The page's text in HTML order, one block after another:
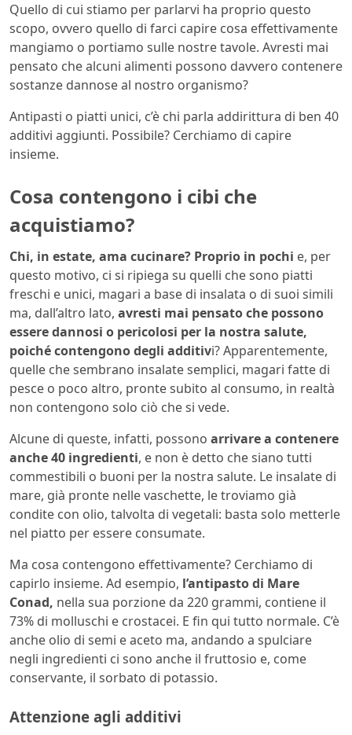
Quello di cui stiamo per parlarvi ha proprio questo
scopo, ovvero quello di farci capire cosa effettivamente
mangiamo o portiamo sulle nostre tavole. Avresti mai
pensato che alcuni alimenti possono davvero contenere
sostanze dannose al nostro organismo?
Antipasti o piatti unici, c’è chi parla addirittura di ben 40
additivi aggiunti. Possibile? Cerchiamo di capire
insieme.
Cosa contengono i cibi che
acquistiamo?
Chi, in estate, ama cucinare? Proprio in pochi e, per
questo motivo, ci si ripiega su quelli che sono piatti
freschi e unici, magari a base di insalata o di suoi simili
ma, dall’altro lato, avresti mai pensato che possono
essere dannosi o pericolosi per la nostra salute,
poiché contengono degli additivi? Apparentemente,
quelle che sembrano insalate semplici, magari fatte di
pesce o poco altro, pronte subito al consumo, in realtà
non contengono solo ciò che si vede.
Alcune di queste, infatti, possono arrivare a contenere
anche 40 ingredienti, e non è detto che siano tutti
commestibili o buoni per la nostra salute. Le insalate di
mare, già pronte nelle vaschette, le troviamo già
condite con olio, talvolta di vegetali: basta solo metterle
nel piatto per essere consumate.
Ma cosa contengono effettivamente? Cerchiamo di
capirlo insieme. Ad esempio, l’antipasto di Mare
Conad, nella sua porzione da 220 grammi, contiene il
73% di molluschi e crostacei. E fin qui tutto normale. C’è
anche olio di semi e aceto ma, andando a spulciare
negli ingredienti ci sono anche il fruttosio e, come
conservante, il sorbato di potassio.
Attenzione agli additivi